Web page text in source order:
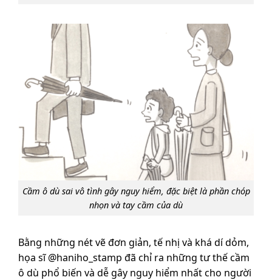
Cầm ô dù sai vô tình gây nguy hiểm, đặc biệt là phần chóp
nhọn và tay cầm của dù
Bằng những nét vẽ đơn giản, tế nhị và khá dí dỏm,
họa sĩ @haniho_stamp đã chỉ ra những tư thế cầm
ô dù phổ biến và dễ gây nguy hiểm nhất cho người